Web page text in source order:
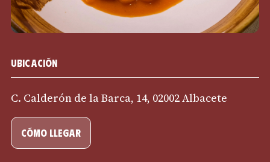
Ubicación
C. Calderón de la Barca, 14, 02002 Albacete
cómo llegar